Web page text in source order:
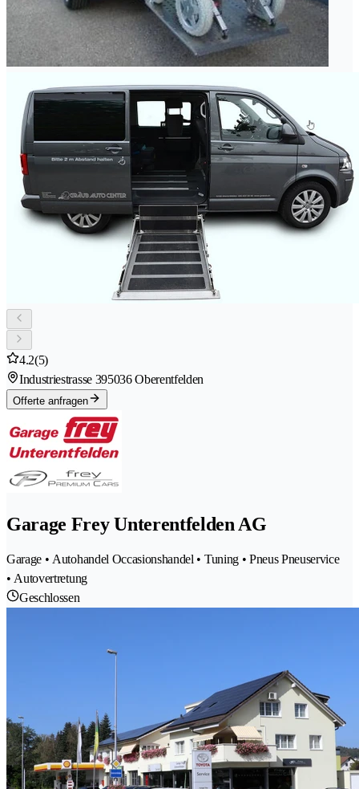
4.2(5)
Industriestrasse 395036 Oberentfelden
Offerte anfragen
Garage Frey Unterentfelden AG
Garage • Autohandel Occasionshandel • Tuning • Pneus Pneuservice
• Autovertretung
Geschlossen